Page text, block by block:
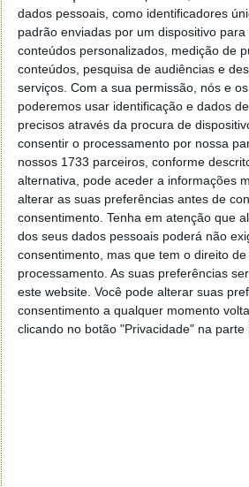
dados pessoais, como identificadores
padrão enviadas por um dispositivo
conteúdos personalizados, medição de
conteúdos, pesquisa de audiências e
serviços. Com a sua permissão, nós e
poderemos usar identificação e dados
precisos através da procura de
consentir o processamento por nossa
nossos 1733 parceiros, conforme
alternativa, pode aceder a informações
alterar as suas preferências antes de
consentimento. Tenha em atenção que
dos seus dados pessoais poderá não
consentimento, mas que tem o direito
processamento. As suas preferências
este website. Você pode alterar suas
consentimento a qualquer momento
clicando no botão "Privacidade" na parte
Chegam então à lista de sites
guardados. Estes estão
espaço ocupado, bastando
limpar. O processo pode ser
dos sites presentes.
Limpar os dados dos sites
Ao escolherem um site, vão ver os
tem armazenados. Está também